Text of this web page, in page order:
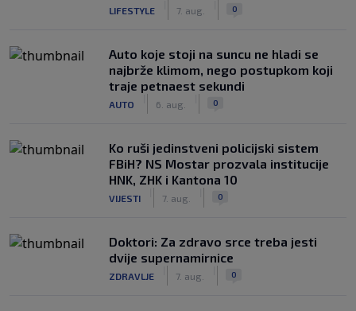
LIFESTYLE 7. aug. 0
Auto koje stoji na suncu ne hladi se
najbrže klimom, nego postupkom koji
traje petnaest sekundi
AUTO 6. aug. 0
Ko ruši jedinstveni policijski sistem
FBiH? NS Mostar prozvala institucije
HNK, ZHK i Kantona 10
VIJESTI 7. aug. 0
Doktori: Za zdravo srce treba jesti
dvije supernamirnice
ZDRAVLJE 7. aug. 0